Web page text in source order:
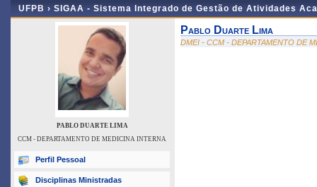
UFPB › SIGAA - Sistema Integrado de Gestão de Atividades
PABLO DUARTE LIMA
CCM - DEPARTAMENTO DE MEDICINA INTERNA
Perfil Pessoal
Disciplinas Ministradas
Pablo Duarte Lima
DMEI - CCM - DEPARTAMENTO DE